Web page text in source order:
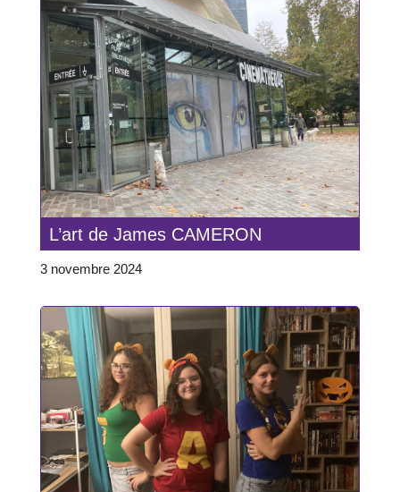
L’art de James CAMERON
3 novembre 2024